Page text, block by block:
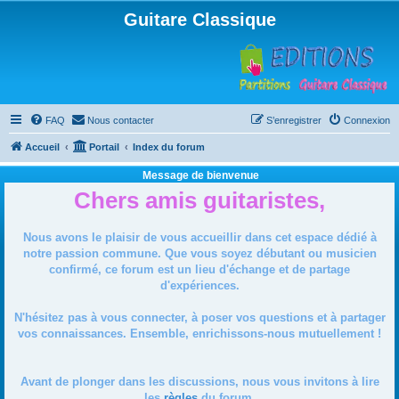
Guitare Classique
FAQ Nous contacter Connexion
S’enregistrer
Accueil Portail Index du forum
Message de bienvenue
Chers amis guitaristes,
Nous avons le plaisir de vous accueillir dans cet espace dédié à
notre passion commune. Que vous soyez débutant ou musicien
confirmé, ce forum est un lieu d'échange et de partage
d'expériences.
N'hésitez pas à vous connecter, à poser vos questions et à partager
vos connaissances. Ensemble, enrichissons-nous mutuellement !
Avant de plonger dans les discussions, nous vous invitons à lire